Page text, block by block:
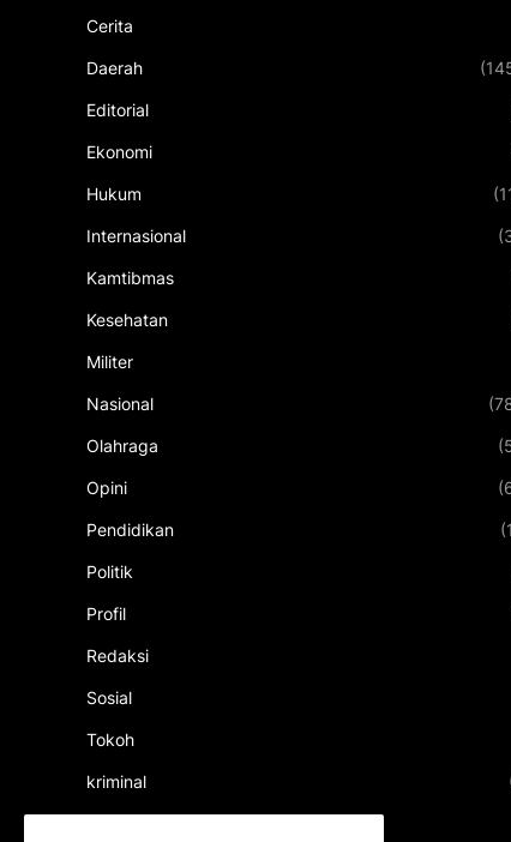
Cerita
Daerah
Editorial
Ekonomi
Hukum
Internasional
Kamtibmas
Kesehatan
Militer
Nasional
Olahraga
Opini
Pendidikan
Politik
Profil
Redaksi
Sosial
Tokoh
kriminal